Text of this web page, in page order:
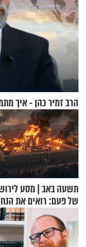
הרב זמיר כהן - איך
תשעה באב | מסע
של פעם: רואים את